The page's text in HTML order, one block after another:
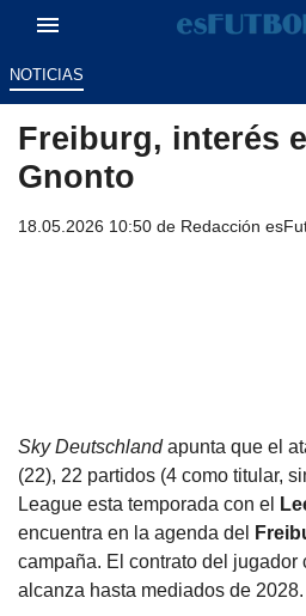
NOTICIAS
Freiburg, interés
Gnonto
18.05.2026 10:50 de Redacción
Sky Deutschlandapunta que el
(22), 22 partidos (4 como titular,
League esta temporada con el
encuentra en la agenda del
campaña. El contrato del jugador
alcanza hasta mediados de 2028.